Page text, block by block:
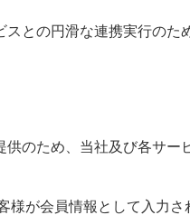
スとの円滑な連携実行のた
のため、当社及び各サー
様が会員情報として入力